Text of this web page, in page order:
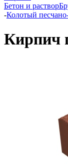
Бетон и раствор
-Колотый
Кирпич